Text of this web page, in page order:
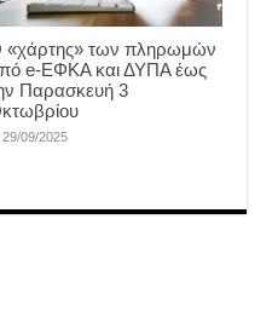
«χάρτης» των πληρωμών
e-ΕΦΚΑ και ΔΥΠΑ έως
Παρασκευή 3
29/09/2025